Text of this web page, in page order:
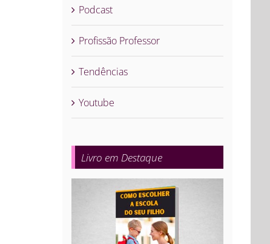
Podcast
Profissão Professor
Tendências
Youtube
Livro em Destaque